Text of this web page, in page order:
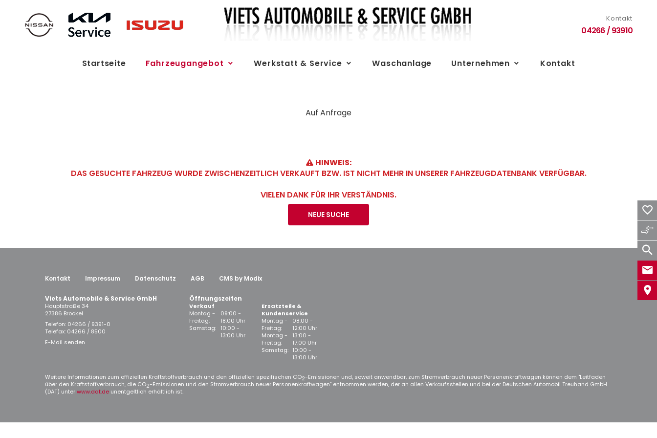
Kontakt
04266 / 93910
Startseite Fahrzeugangebot Werkstatt & Service Waschanlage Unternehmen Kontakt
Auf Anfrage
HINWEIS:
DAS GESUCHTE FAHRZEUG WURDE ZWISCHENZEITLICH VERKAUFT BZW. IST NICHT MEHR IN UNSERER FAHRZEUGDATENBANK VERFÜGBAR.
VIELEN DANK FÜR IHR VERSTÄNDNIS.
NEUE SUCHE
Kontakt Impressum Datenschutz AGB CMS by Modix
Viets Automobile & Service GmbH
Hauptstraße 34
27386 Brockel
Telefon: 04266 / 9391-0
Telefax: 04266 / 8500
E-Mail senden
Öffnungszeiten
Verkauf
Montag -
Freitag:
09:00 -
18:00 Uhr
Samstag:
10:00 -
13:00 Uhr
Ersatzteile &
Kundenservice
Montag -
Freitag:
08:00 -
12:00 Uhr
Montag -
Freitag:
13:00 -
17:00 Uhr
Samstag: 10:00 -
13:00 Uhr
Weitere Informationen zum offiziellen Kraftstoffverbrauch und den offiziellen spezifischen CO2-Emissionen und, soweit anwendbar, zum Stromverbrauch neuer Personenkraftwagen können dem "Leitfaden
über den Kraftstoffverbrauch, die CO2-Emissionen und den Stromverbrauch neuer Personenkraftwagen" entnommen werden, der an allen Verkaufsstellen und bei der Deutschen Automobil Treuhand GmbH
(DAT) unterwww.dat.de unentgeltlich erhältlich ist.